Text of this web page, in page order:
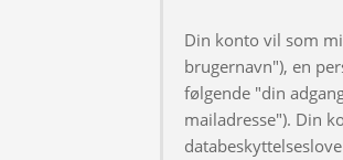
Din konto vil som
brugernavn"), en
følgende "din
mailadresse"). Din